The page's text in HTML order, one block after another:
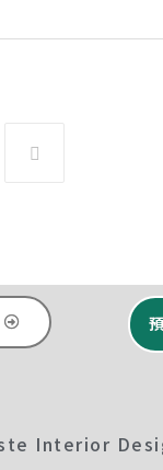
Interior